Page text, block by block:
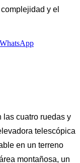
y el
WhatsApp
las cuatro ruedas y
telescópica
en un terreno
montañosa, un